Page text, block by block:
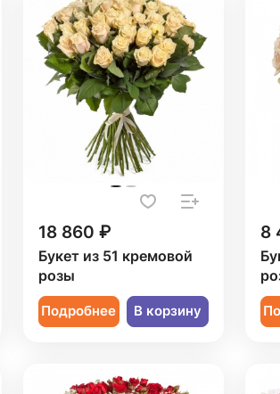
18 860 ₽
Букет из 51 кремовой
розы
Подробнее В корзину
8